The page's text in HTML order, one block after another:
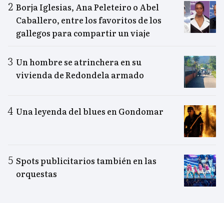
Borja Iglesias, Ana Peleteiro o Abel
Caballero, entre los favoritos de los
gallegos para compartir un viaje
Un hombre se atrinchera en su
vivienda de Redondela armado
Una leyenda del blues en Gondomar
Spots publicitarios también en las
orquestas